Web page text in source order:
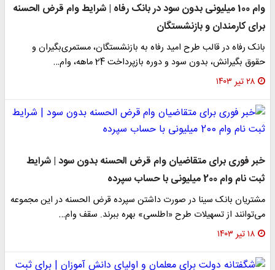
وام 100 میلیونی بدون سود در بانک رفاه | شرایط وام قرض الحسنه
برای کارمندان و بازنشستگان
بانک رفاه در قالب طرح امید رفاه به بازنشستگان، مستمری‌بگیران و
حقوق بگیرانش، بدون سود و دوره بازپرداخت 24 ماهه، وام…
۲۸ تیر ۱۴۰۳
خبر فوری برای متقاضیان وام قرض الحسنه بدون سود | شرایط
ثبت نام وام 200 میلیونی با حساب سپرده
مشتریان بانک سینا در صورت داشتن سپرده قرض الحسنه در این مجموعه
می‌‌توانند از تسهیلات طرح «اطلسی» بهره ببرند. سقف وام…
۱۸ تیر ۱۴۰۳